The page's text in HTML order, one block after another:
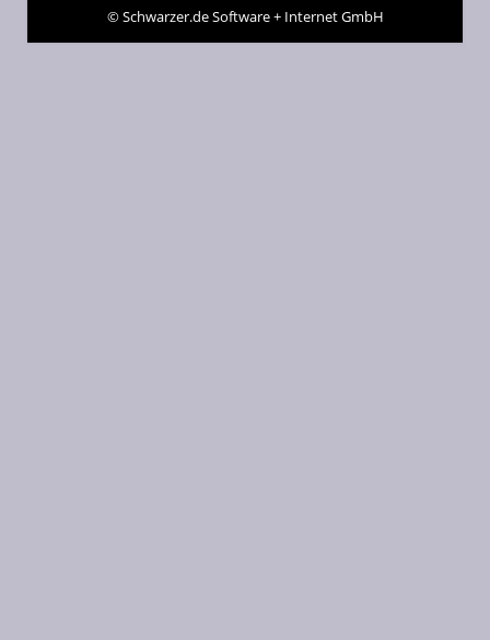
©Schwarzer.de Software + Internet GmbH